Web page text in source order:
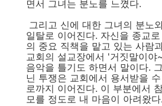
면서 그녀는 분노를 느꼈다.
그리고 신에 대한 그녀의 분노
일탈로 이어진다. 자신을 종교
의 중요 직책을 맡고 있는 사람
교회의 설교장에서 '거짓말이야
음악을 틀기도 하면서 말이다.
닌 투쟁은 교회에서 용서받을
로까지 이어진다. 이 부분에서
모를 정도로 내 마음이 아려왔다